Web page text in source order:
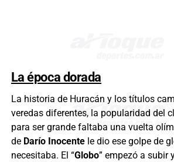
La época dorada
La historia de Huracán y los títulos
veredas diferentes, la popularidad del
para ser grande faltaba una vuelta
de Darío Inocentele dio ese golpe de
necesitaba. El “Globo” empezó a subir